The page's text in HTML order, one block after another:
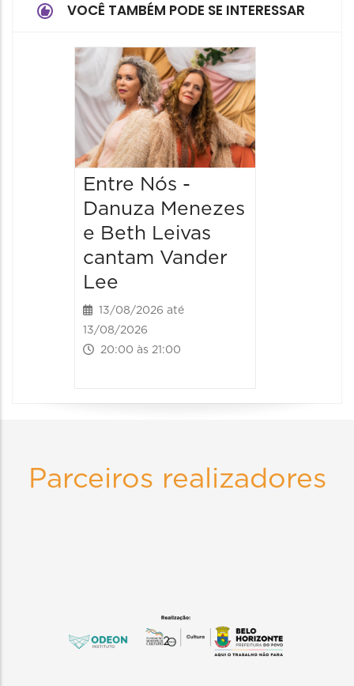
VOCÊ TAMBÉM PODE SE INTERESSAR
Entre Nós -
Danuza Menezes
e Beth Leivas
cantam Vander
Lee
13/08/2026 até
13/08/2026
20:00 às 21:00
Parceiros realizadores